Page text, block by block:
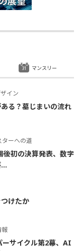
イン
ある？墓じまいの流れ
ーへの道
後初の決算発表、数字
けたか
報
ーサイクル第2幕、AI
マンスリー